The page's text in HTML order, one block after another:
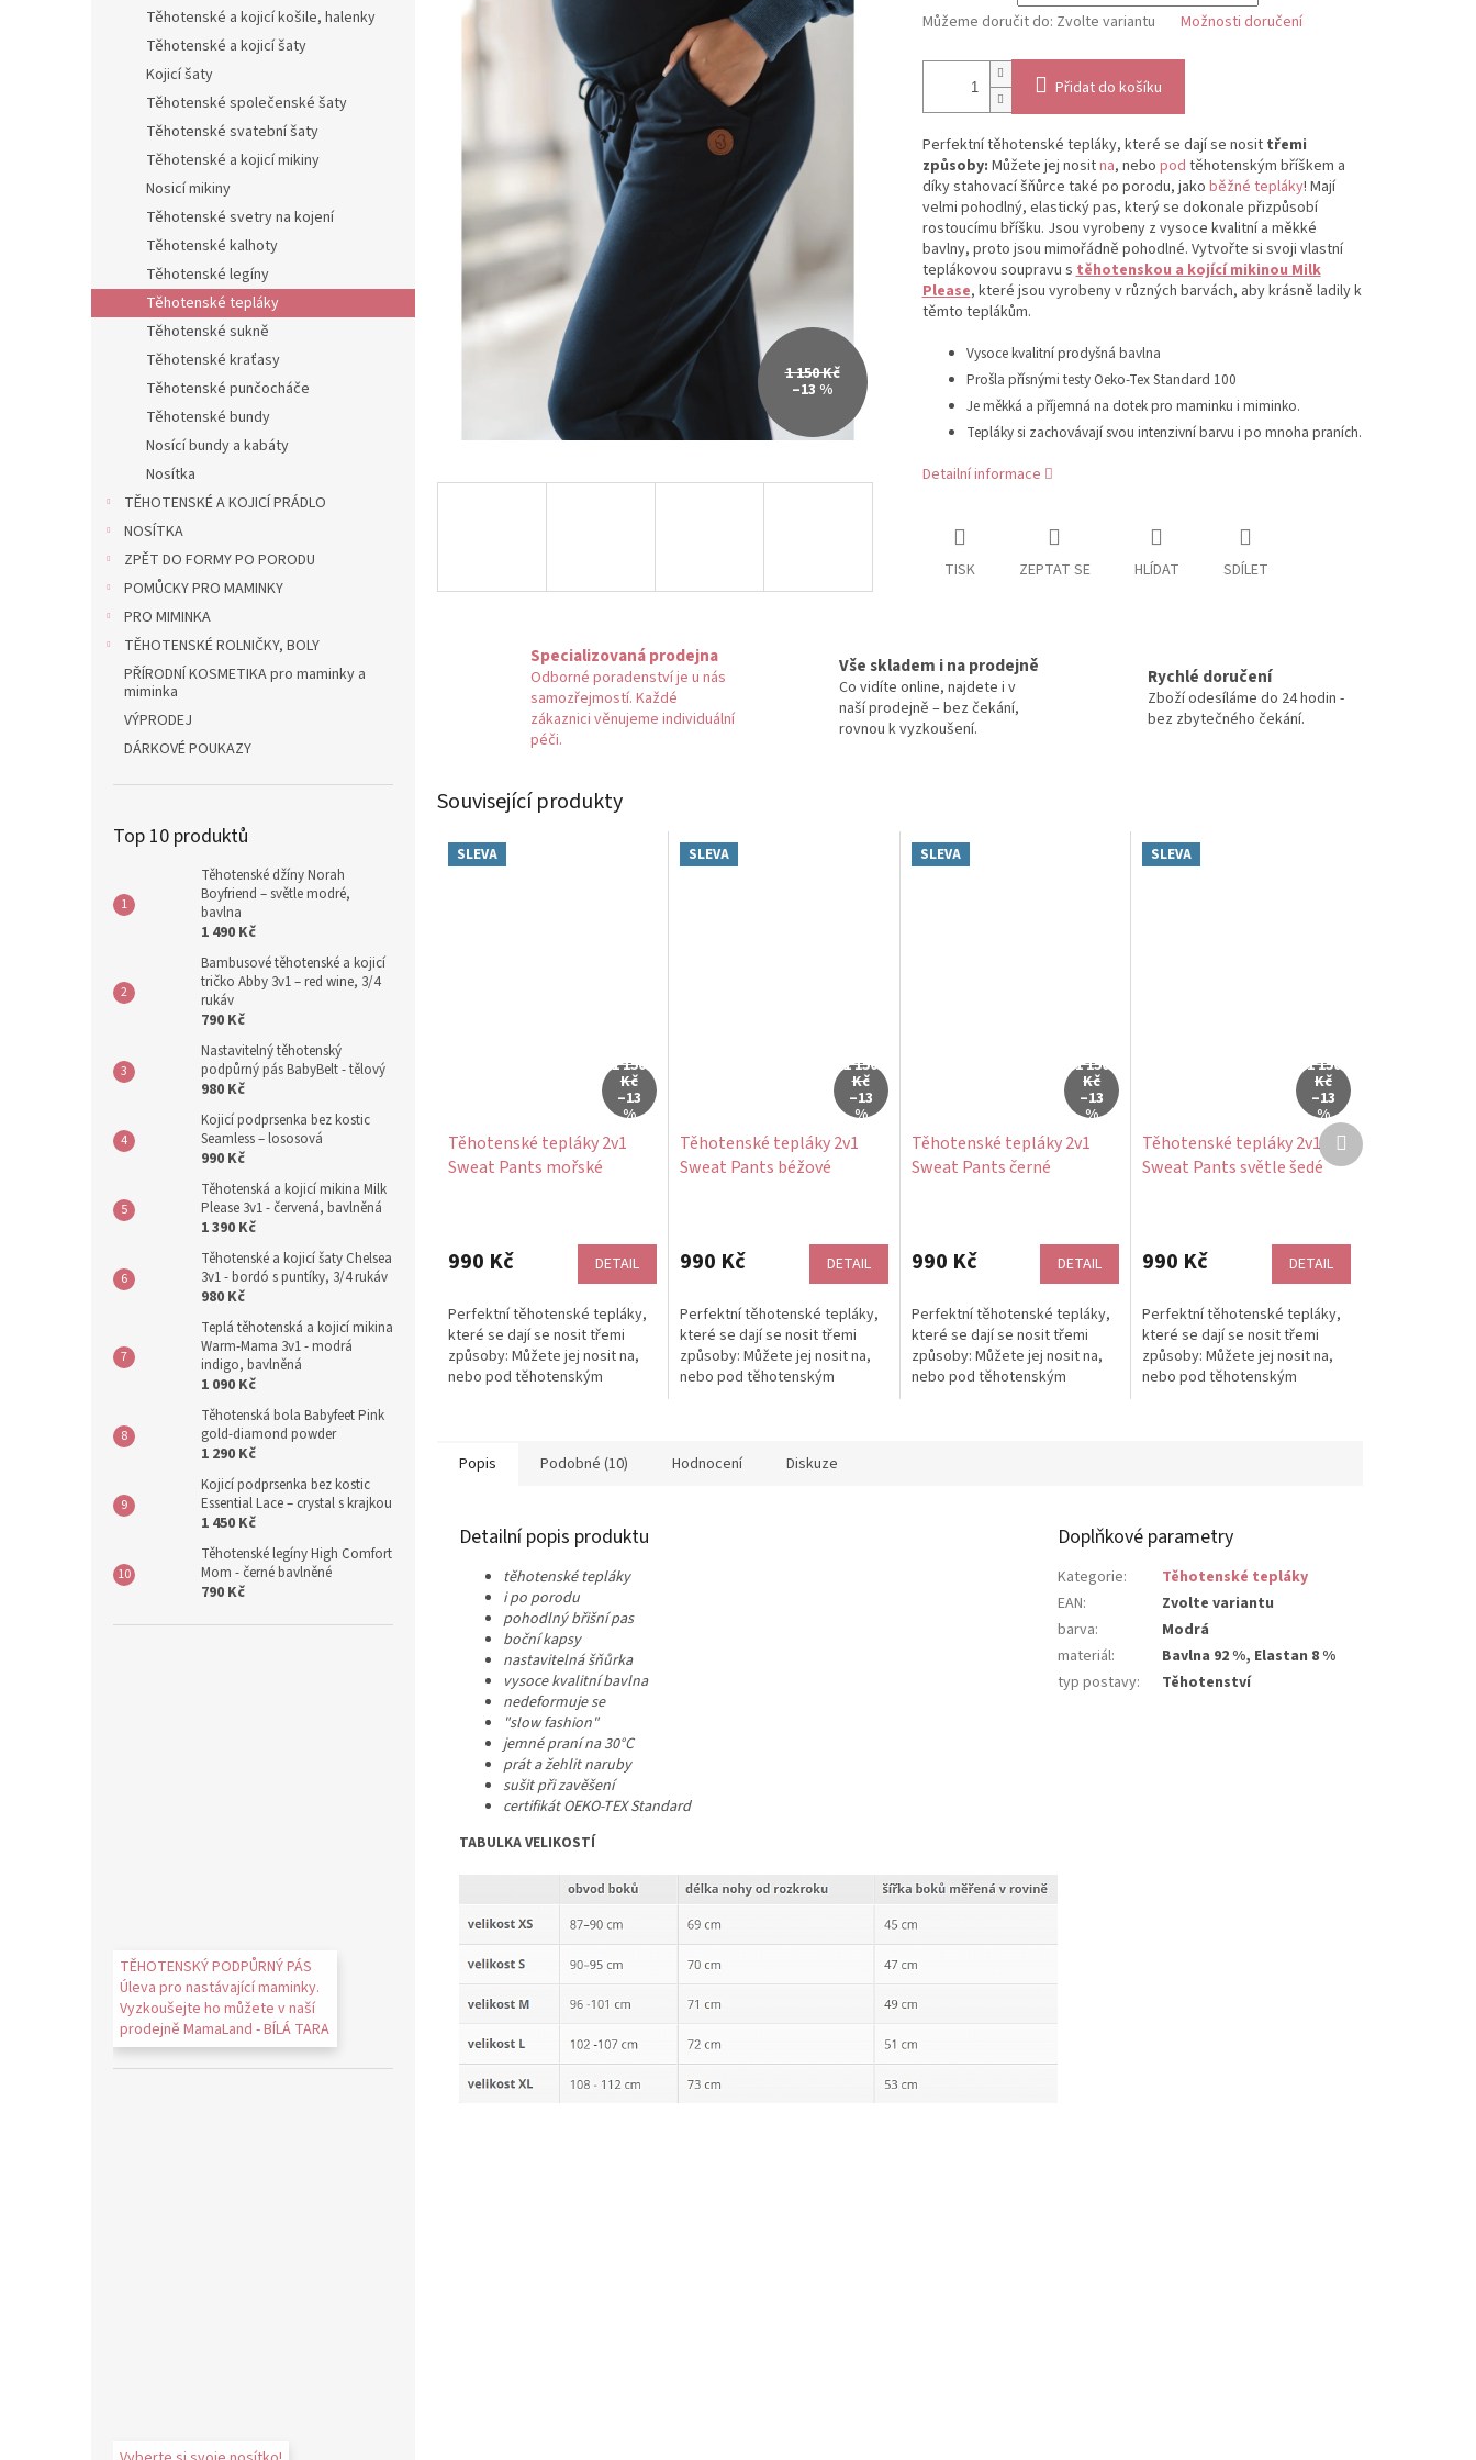
Těhotenské a kojicí košile, halenky
Těhotenské a kojicí šaty
Kojicí šaty
Těhotenské společenské šaty
Těhotenské svatební šaty
Těhotenské a kojicí mikiny
Nosicí mikiny
Těhotenské svetry na kojení
Těhotenské kalhoty
Těhotenské legíny
Těhotenské tepláky
Těhotenské sukně
Těhotenské kraťasy
Těhotenské punčocháče
Těhotenské bundy
Nosící bundy a kabáty
Nosítka
TĚHOTENSKÉ A KOJICÍ PRÁDLO
NOSÍTKA
ZPĚT DO FORMY PO PORODU
POMŮCKY PRO MAMINKY
PRO MIMINKA
TĚHOTENSKÉ ROLNIČKY, BOLY
PŘÍRODNÍ KOSMETIKA pro maminky a
miminka
VÝPRODEJ
DÁRKOVÉ POUKAZY
Top 10 produktů
Těhotenské džíny Norah
Boyfriend – světle modré,
bavlna
1 490 Kč
Bambusové těhotenské a kojicí
tričko Abby 3v1 – red wine, 3/4
rukáv
790 Kč
Nastavitelný těhotenský
podpůrný pás BabyBelt - tělový
980 Kč
Kojicí podprsenka bez kostic
Seamless – lososová
990 Kč
Těhotenská a kojicí mikina Milk
Please 3v1 - červená, bavlněná
1 390 Kč
Těhotenské a kojicí šaty Chelsea
3v1 - bordó s puntíky, 3/4 rukáv
980 Kč
Teplá těhotenská a kojicí mikina
Warm-Mama 3v1 - modrá
indigo, bavlněná
1 090 Kč
Těhotenská bola Babyfeet Pink
gold-diamond powder
1 290 Kč
Kojicí podprsenka bez kostic
Essential Lace – crystal s krajkou
1 450 Kč
Těhotenské legíny High Comfort
Mom - černé bavlněné
790 Kč
TĚHOTENSKÝ PODPŮRNÝ PÁS
Úleva pro nastávající maminky.
Vyzkoušejte ho můžete v naší
prodejně MamaLand - BÍLÁ TARA
1 150 Kč
–13 %
Můžeme doručit do: Zvolte variantu Možnosti doručení
Přidat do košíku
Perfektní těhotenské tepláky, které se dají se nosit třemi
způsoby: Můžete jej nositna, nebo pod těhotenským bříškem a
díky stahovací šňůrce také po porodu, jako běžné tepláky! Mají
velmi pohodlný, elastický pas, který se dokonale přizpůsobí
rostoucímu bříšku. Jsou vyrobeny z vysoce kvalitní a měkké
bavlny, proto jsou mimořádně pohodlné. Vytvořte si svoji vlastní
teplákovou soupravu stěhotenskou a kojící mikinou Milk
Please, které jsou vyrobeny v různých barvách, aby krásně ladily k
těmto teplákům.
Vysoce kvalitní prodyšná bavlna
Prošla přísnými testy Oeko-Tex Standard 100
Je měkká a příjemná na dotek pro maminku i miminko.
Tepláky si zachovávají svou intenzivní barvu i po mnoha praních.
Detailní informace
TISK ZEPTAT SE HLÍDAT SDÍLET
Specializovaná prodejna
Odborné poradenství je u nás
samozřejmostí. Každé
zákaznici věnujeme individuální
péči.
Vše skladem i na prodejně
Co vidíte online, najdete i v
naší prodejně – bez čekání,
rovnou k vyzkoušení.
Rychlé doručení
Zboží odesíláme do 24 hodin -
bez zbytečného čekání.
Související produkty
SLEVA
1 150
Kč
–13
%
Těhotenské tepláky 2v1
Sweat Pants mořské
produktu
z
5
hvězdiček.
990 Kč DETAIL
Perfektní těhotenské tepláky,
které se dají se nosit třemi
způsoby: Můžete jej nosit na,
nebo pod těhotenským
SLEVA
1 150
Kč
–13
%
Těhotenské tepláky 2v1
Sweat Pants béžové
produktu
z
5
hvězdiček.
990 Kč DETAIL
Perfektní těhotenské tepláky,
které se dají se nosit třemi
způsoby: Můžete jej nosit na,
nebo pod těhotenským
SLEVA
1 150
Kč
–13
%
Těhotenské tepláky 2v1
Sweat Pants černé
produktu
z
5
hvězdiček.
990 Kč DETAIL
Perfektní těhotenské tepláky,
které se dají se nosit třemi
způsoby: Můžete jej nosit na,
nebo pod těhotenským
SLEVA
1 150
Kč
–13
%
Těhotenské tepláky 2v1
Sweat Pants světle šedé
990 Kč DETAIL
Perfektní těhotenské tepláky,
které se dají se nosit třemi
způsoby: Můžete jej nosit na,
nebo pod těhotenským
Další
produkt
Popis Podobné (10) Hodnocení Diskuze
Detailní popis produktu
těhotenské tepláky
i po porodu
pohodlný břišní pas
boční kapsy
nastavitelná šňůrka
vysoce kvalitní bavlna
nedeformuje se
"slow fashion"
jemné praní na 30°C
prát a žehlit naruby
sušit při zavěšení
certifikát OEKO-TEX Standard
TABULKA VELIKOSTÍ
Doplňkové parametry
Kategorie:
Těhotenské tepláky
EAN:
Zvolte variantu
barva:
Modrá
materiál:
Bavlna 92 %, Elastan 8 %
typ postavy: Těhotenství